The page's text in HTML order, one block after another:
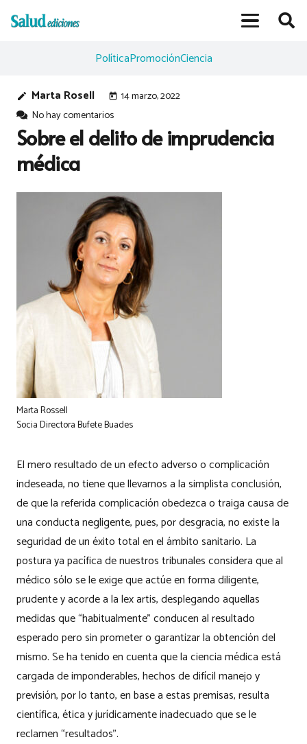
PolíticaPromociónCiencia
edit Marta Rosell today 14 marzo, 2022
No hay comentarios
Sobre el delito de imprudencia
médica
Marta Rossell
Socia Directora Bufete Buades
El mero resultado de un efecto adverso o complicación
indeseada, no tiene que llevarnos a la simplista conclusión,
de que la referida complicación obedezca o traiga causa de
una conducta negligente, pues, por desgracia, no existe la
seguridad de un éxito total en el ámbito sanitario. La
postura ya pacífica de nuestros tribunales considera que al
médico sólo se le exige que actúe en forma diligente,
prudente y acorde a la lex artis, desplegando aquellas
medidas que “habitualmente” conducen al resultado
esperado pero sin prometer o garantizar la obtención del
mismo. Se ha tenido en cuenta que la ciencia médica está
cargada de imponderables, hechos de difícil manejo y
previsión, por lo tanto, en base a estas premisas, resulta
científica, ética y jurídicamente inadecuado que se le
reclamen “resultados”.